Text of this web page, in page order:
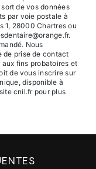
de vos données
par voie postale à
1, 28000 Chartres ou
Nous
de prise de contact
aux fins probatoires et
de vous inscrire sur
disponible à
cnil.fr pour plus